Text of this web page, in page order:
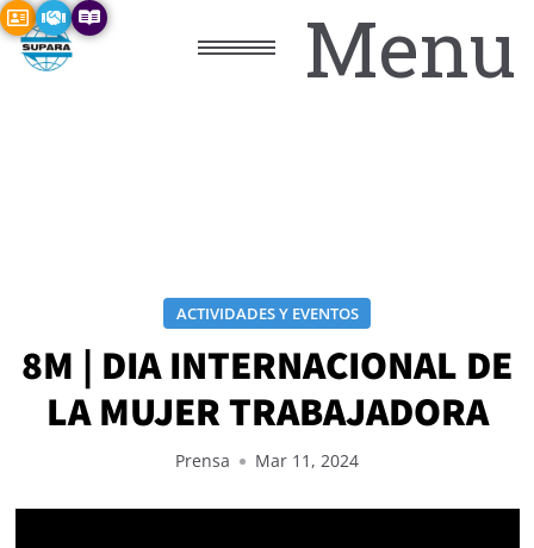
Menu
ACTIVIDADES Y EVENTOS
8M | DIA INTERNACIONAL DE
LA MUJER TRABAJADORA
Prensa Mar 11, 2024